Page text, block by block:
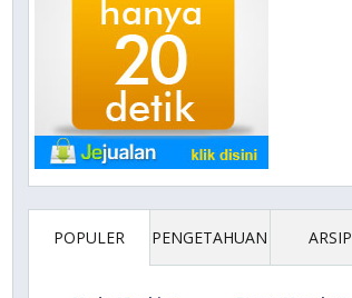
POPULER PENGETAHUAN ARSIP